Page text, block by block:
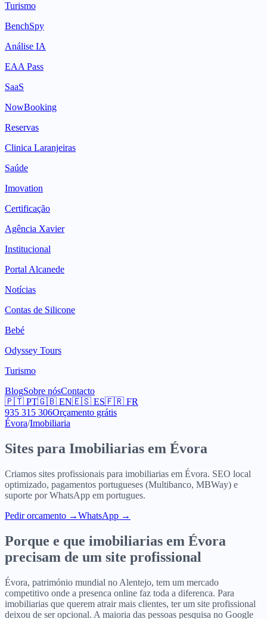
Turismo
BenchSpy
Análise IA
EAA Pass
SaaS
NowBooking
Reservas
Clinica Laranjeiras
Saúde
Imovation
Certificação
Agência Xavier
Institucional
Portal Alcanede
Notícias
Contas de Silicone
Bebé
Odyssey Tours
Turismo
BlogSobre nósContacto
🇵🇹 PT🇬🇧 EN🇪🇸 ES🇫🇷 FR
935 315 306Orçamento grátis
Évora/Imobiliaria
Sites para Imobiliarias em Évora
Criamos sites profissionais para imobiliarias em Évora. SEO local
optimizado, pagamentos portugueses (Multibanco, MBWay) e
suporte por WhatsApp em portugues.
Pedir orcamento →WhatsApp →
Porque e que imobiliarias em Évora
precisam de um site profissional
Évora, património mundial no Alentejo, tem um mercado
competitivo onde a presenca online faz toda a diferenca. Para
imobiliarias que querem atrair mais clientes, ter um site profissional
deixou de ser opcional. A maioria das pessoas pesquisa no Google